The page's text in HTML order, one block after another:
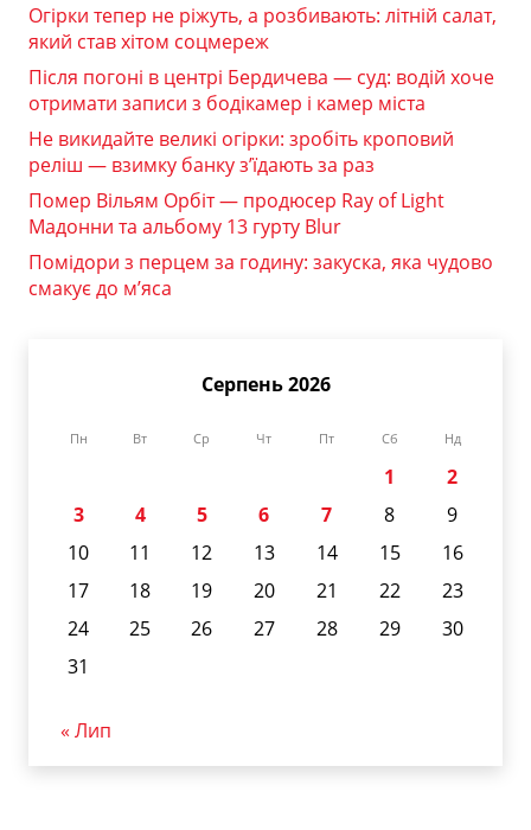
Огірки тепер не ріжуть, а розбивають: літній салат,
який став хітом соцмереж
Після погоні в центрі Бердичева — суд: водій хоче
отримати записи з бодікамер і камер міста
Не викидайте великі огірки: зробіть кроповий
реліш — взимку банку з’їдають за раз
Помер Вільям Орбіт — продюсер Ray of Light
Мадонни та альбому 13 гурту Blur
Помідори з перцем за годину: закуска, яка чудово
смакує до м’яса
Серпень 2026
Пн Вт Ср Чт Пт Сб Нд
1
2
3
4 5 6 7 8
9
10
11 12 13 14 15
16
17
18 19 20 21 22
23
24
25 26 27 28 29
30
31
« Лип